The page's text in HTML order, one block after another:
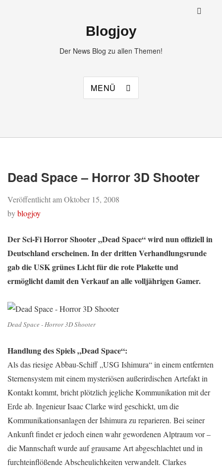
Blogjoy
Der News Blog zu allen Themen!
MENÜ
Dead Space – Horror 3D Shooter
Veröffentlicht amOktober 15, 2008
byblogjoy
Der Sci-Fi Horror Shooter „Dead Space“ wird nun offiziell in
Deutschland erscheinen. In der dritten Verhandlungsrunde
gab die USK grünes Licht für die rote Plakette und
ermöglicht damit den Verkauf an alle volljährigen Gamer.
Dead Space - Horror 3D Shooter
Handlung des Spiels „Dead Space“:
Als das riesige Abbau-Schiff „USG Ishimura“ in einem entfernten
Sternensystem mit einem mysteriösen außerirdischen Artefakt in
Kontakt kommt, bricht plötzlich jegliche Kommunikation mit der
Erde ab. Ingenieur Isaac Clarke wird geschickt, um die
Kommunikationsanlagen der Ishimura zu reparieren. Bei seiner
Ankunft findet er jedoch einen wahr gewordenen Alptraum vor –
die Mannschaft wurde auf grausame Art abgeschlachtet und in
furchteinflößende Abscheulichkeiten verwandelt. Clarkes